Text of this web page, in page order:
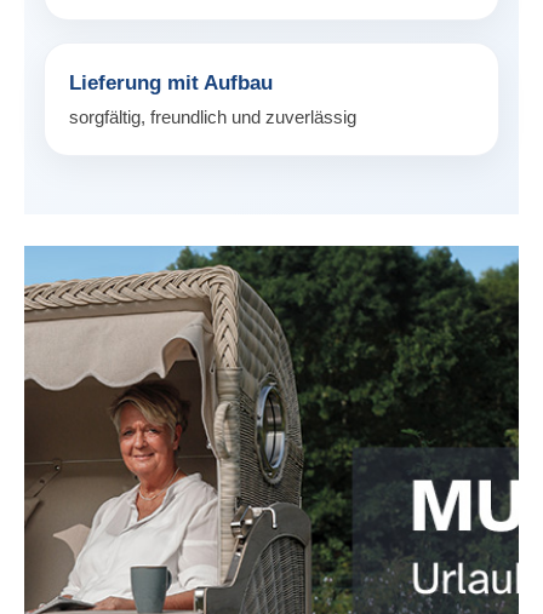
Lieferung mit Aufbau
sorgfältig, freundlich und zuverlässig